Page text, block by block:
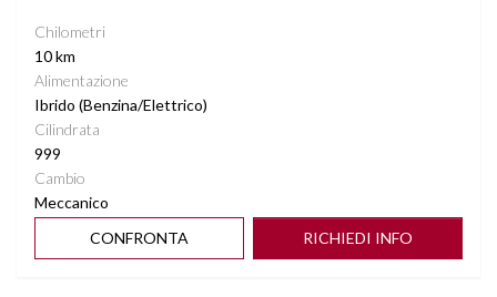
Chilometri
10 km
Alimentazione
Ibrido (Benzina/Elettrico)
Cilindrata
999
Cambio
Meccanico
CONFRONTA
RICHIEDI INFO